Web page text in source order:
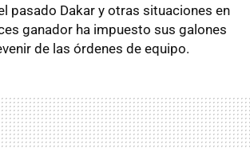
pasado Dakar y otras situaciones en
ganador ha impuesto sus galones
de las órdenes de equipo.